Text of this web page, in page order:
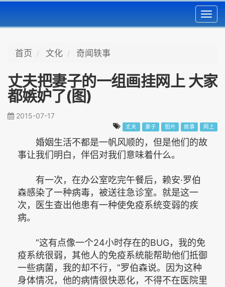
首页 文化 奇闻轶事
丈夫把妻子的一组画挂网上 大家
都嫉妒了(图)
2015-07-17
丈夫 妻子 图片 故事 网上
婚姻生活不都是一帆风顺的，但是他们的故
事让我们明白，伴侣对我们意味着什么。
有一次，在办公室吃完午餐后，赖安·罗伯
森感染了一种病毒，被送往急诊室。就是这一
次，医生查出他患有一种使免疫系统变弱的疾
病。
“这有点像一个24小时存在的BUG，我的免
疫系统很弱，其他人的免疫系统能帮助他们抵御
一些病菌，我的却不行，”罗伯森说。因为这种
身体情况，他的病情很快恶化，不得不在医院里